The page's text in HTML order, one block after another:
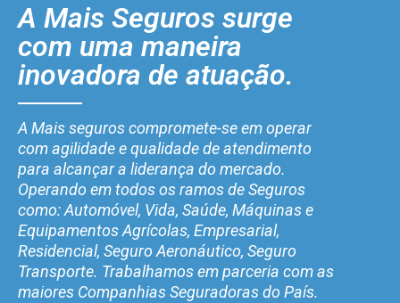
A Mais Seguros surge
com uma maneira
inovadora de atuação.
A Mais seguros compromete-se em operar
com agilidade e qualidade de atendimento
para alcançar a liderança do mercado.
Operando em todos os ramos de Seguros
como: Automóvel, Vida, Saúde, Máquinas e
Equipamentos Agrícolas, Empresarial,
Residencial, Seguro Aeronáutico, Seguro
Transporte. Trabalhamos em parceria com as
maiores Companhias Seguradoras do País.